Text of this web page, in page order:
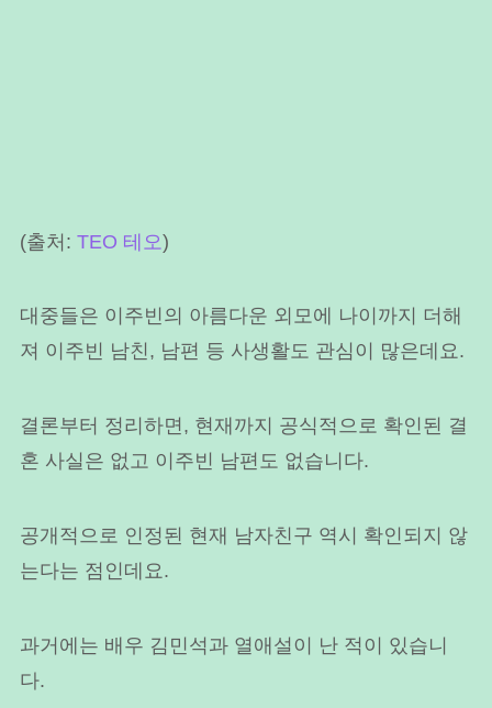
(출처: TEO 테오)
대중들은 이주빈의 아름다운 외모에 나이까지 더해
져 이주빈 남친, 남편 등 사생활도 관심이 많은데요.
결론부터 정리하면, 현재까지 공식적으로 확인된 결
혼 사실은 없고 이주빈 남편도 없습니다.
공개적으로 인정된 현재 남자친구 역시 확인되지 않
는다는 점인데요.
과거에는 배우 김민석과 열애설이 난 적이 있습니
다.